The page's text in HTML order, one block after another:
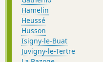
Hamelin
Heussé
Husson
Isigny-le-Buat
Juvigny-le-Tertre